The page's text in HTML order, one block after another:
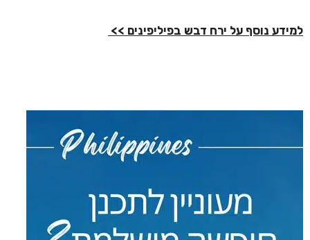
למידע נוסף על ירח דבש בפיליפינים >>